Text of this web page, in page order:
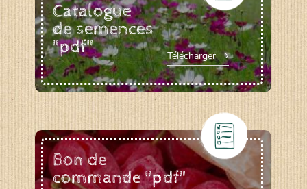
Catalogue
de semences
"pdf"
Télécharger
Bon de
commande "pdf"